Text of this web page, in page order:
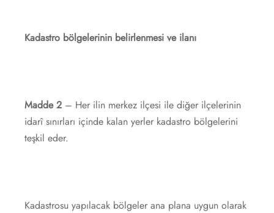
Kadastro bölgelerinin belirlenmesi ve ilanı
Madde 2 – Her ilin merkez ilçesi ile diğer ilçelerinin
idarî sınırları içinde kalan yerler kadastro bölgelerini
teşkil eder.
Kadastrosu yapılacak bölgeler ana plana uygun olarak